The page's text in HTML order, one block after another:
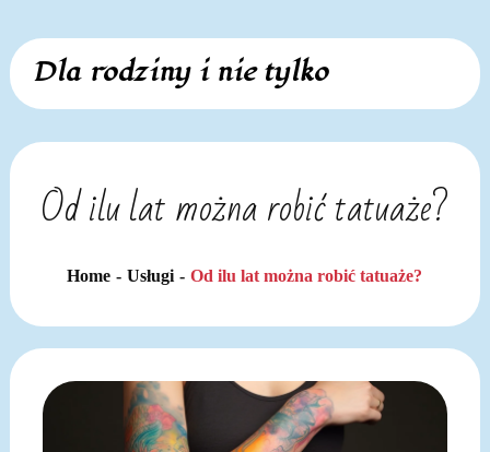
Skip
content
Dla rodziny i nie tylko
Od ilu lat można robić tatuaże?
Home Usługi Od ilu lat można robić tatuaże?